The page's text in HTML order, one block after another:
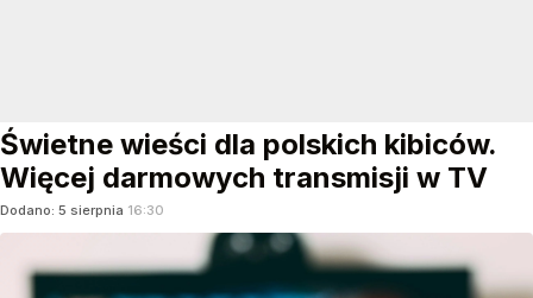
Świetne wieści dla polskich kibiców.
Więcej darmowych transmisji w TV
Dodano: 5 sierpnia 16:30